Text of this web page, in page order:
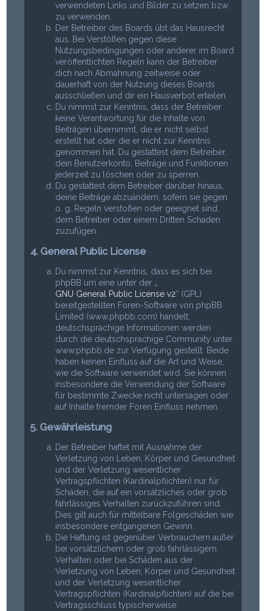
verwendeten Links und Bilder zu setzen bzw.
zu verwenden.
Der Betreiber des Boards übt das Hausrecht
aus. Bei Verstößen gegen diese
Nutzungsbedingungen oder anderer im Board
veröffentlichten Regeln kann der Betreiber
dich nach Abmahnung zeitweise oder
dauerhaft von der Nutzung dieses Boards
ausschließen und dir ein Hausverbot erteilen.
Du nimmst zur Kenntnis, dass der Betreiber
keine Verantwortung für die Inhalte von
Beiträgen übernimmt, die er nicht selbst
erstellt hat oder die er nicht zur Kenntnis
genommen hat. Du gestattest dem Betreiber,
dein Benutzerkonto, Beiträge und Funktionen
jederzeit zu löschen oder zu sperren.
Du gestattest dem Betreiber darüber hinaus,
deine Beiträge abzuändern, sofern sie gegen
o. g. Regeln verstoßen oder geeignet sind,
dem Betreiber oder einem Dritten Schaden
zuzufügen.
4. General Public License
Du nimmst zur Kenntnis, dass es sich bei
phpBB um eine unter der „
GNU General Public License v2“ (GPL)
bereitgestellten Foren-Software von phpBB
Limited (www.phpbb.com) handelt;
deutschsprachige Informationen werden
durch die deutschsprachige Community unter
www.phpbb.de zur Verfügung gestellt. Beide
haben keinen Einfluss auf die Art und Weise,
wie die Software verwendet wird. Sie können
insbesondere die Verwendung der Software
für bestimmte Zwecke nicht untersagen oder
auf Inhalte fremder Foren Einfluss nehmen.
5. Gewährleistung
Der Betreiber haftet mit Ausnahme der
Verletzung von Leben, Körper und Gesundheit
und der Verletzung wesentlicher
Vertragspflichten (Kardinalpflichten) nur für
Schäden, die auf ein vorsätzliches oder grob
fahrlässiges Verhalten zurückzuführen sind.
Dies gilt auch für mittelbare Folgeschäden wie
insbesondere entgangenen Gewinn.
Die Haftung ist gegenüber Verbrauchern außer
bei vorsätzlichem oder grob fahrlässigem
Verhalten oder bei Schäden aus der
Verletzung von Leben, Körper und Gesundheit
und der Verletzung wesentlicher
Vertragspflichten (Kardinalpflichten) auf die bei
Vertragsschluss typischerweise